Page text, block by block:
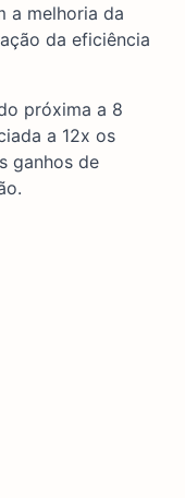
a melhoria da
da eficiência
próxima a 8
a 12x os
ganhos de